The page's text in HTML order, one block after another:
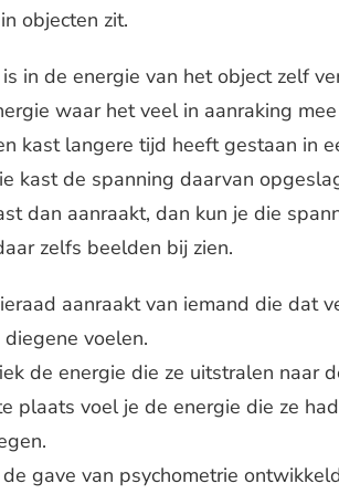
objecten zit.
in de energie van het object zelf
waar het veel in aanraking
kast langere tijd heeft gestaan in
kast de spanning daarvan
dan aanraakt, dan kun je die
zelfs beelden bij zien.
aanraakt van iemand die dat
voelen.
de energie die ze uitstralen naar
plaats voel je de energie die ze
gave van psychometrie